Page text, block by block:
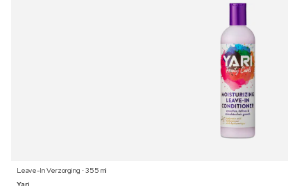
Leave-In Verzorging ⋅ 355 ml